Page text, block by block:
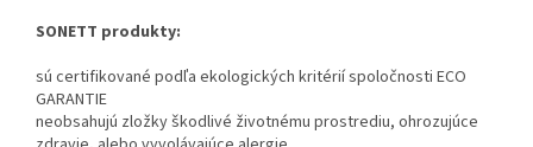
SONETT produkty:
sú certifikované podľa ekologických kritérií spoločnosti ECO
GARANTIE
neobsahujú zložky škodlivé životnému prostrediu, ohrozujúce